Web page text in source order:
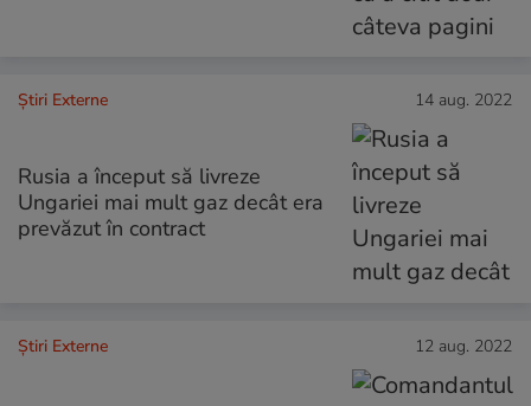
Știri Externe 14 aug. 2022
Rusia a început să livreze
Ungariei mai mult gaz decât era
prevăzut în contract
Știri Externe 12 aug. 2022